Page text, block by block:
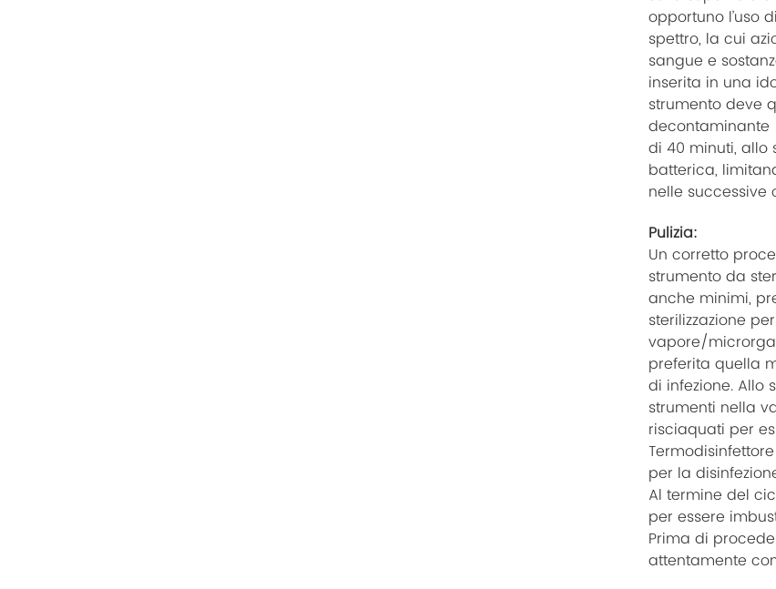
opportuno l’uso
spettro, la cui
sangue e
inserita in una
strumento deve
decontaminante
di 40 minuti,
batterica,
nelle
Pulizia:
Un corretto
strumento da
anche minimi,
sterilizzazione
vapore/
preferita quella
di infezione. Allo
strumenti nella
risciaquati per
Termodisinfettore
per la
Al termine del
per essere
Prima di
attentamente